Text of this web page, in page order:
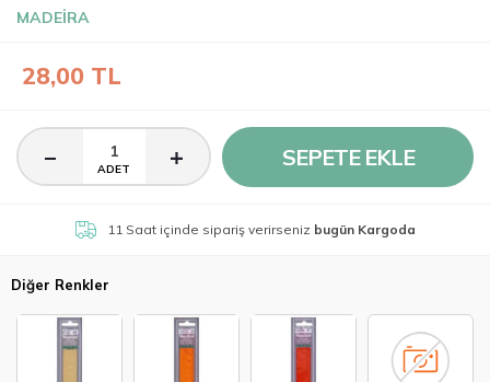
MADEİRA
28,00 TL
ADET SEPETE EKLE
11 Saatiçinde sipariş verirseniz bugün Kargoda
Diğer Renkler